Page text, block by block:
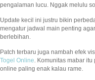
pengalaman lucu. Nggak melulu
Update kecil ini justru bikin
mengatur jadwal main penting
berlebihan.
Patch terbaru juga nambah efek
Togel Online. Komunitas mabar
online paling enak kalau rame.